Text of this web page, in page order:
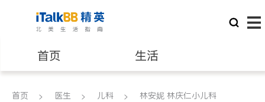
首页 生活
医生 律师
首页 医生 儿科 林安妮 林庆仁小儿科